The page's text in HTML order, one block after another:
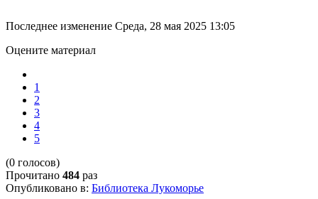
Последнее изменение Среда, 28 мая 2025 13:05
Оцените материал
1
2
3
4
5
(0 голосов)
Прочитано 484 раз
Опубликовано в: Библиотека Лукоморье